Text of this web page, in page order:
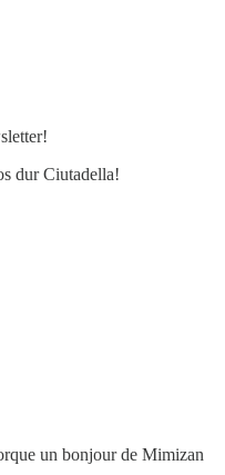
dur Ciutadella!
un bonjour de Mimizan